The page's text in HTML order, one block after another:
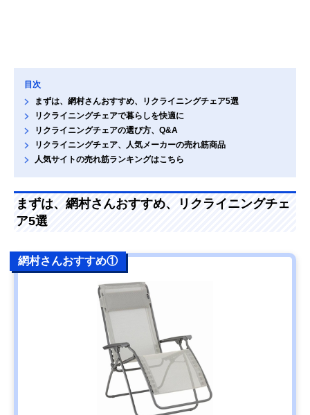
目次
まずは、網村さんおすすめ、リクライニングチェア5選
リクライニングチェアで暮らしを快適に
リクライニングチェアの選び方、Q&A
リクライニングチェア、人気メーカーの売れ筋商品
人気サイトの売れ筋ランキングはこちら
まずは、網村さんおすすめ、リクライニングチェ
ア5選
網村さんおすすめ①